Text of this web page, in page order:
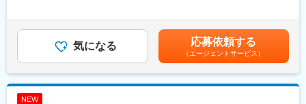
業スタッフで各日当番を決めて対応しています。
■組織構成：1３名（20代1名、30代3名、40代4名、50代3名、60
代2名）
・搬入、据付試運転調整作業および設置確認記録作成
※主な訪問先は院内の中央材料室などです。
験やスキル、現年収などを考慮し決定いたします。■給与改定：年
1回（1月）■賞与：年1回（3月）賃金はあくまでも目安の金額で
あり、選考を通じて上下する可能性があります。月給(月額)は固定
手当を含めた表記です。
気になる 応募依頼する
（エージェントサービス）
NEW